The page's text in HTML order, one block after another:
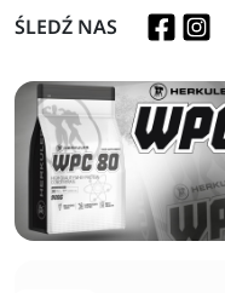
ŚLEDŹ NAS